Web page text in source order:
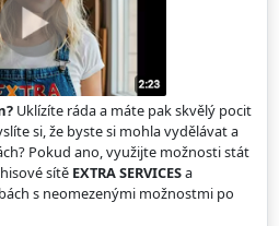
Uklízíte ráda a máte pak skvělý pocit
si, že byste si mohla vydělávat a
Pokud ano, využijte možnosti stát
sítě EXTRA SERVICESa
s neomezenými možnostmi po